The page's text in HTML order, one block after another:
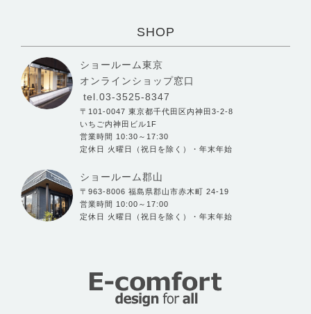
SHOP
ショールーム東京
オンラインショップ窓口
tel.03-3525-8347
〒101-0047 東京都千代田区内神田3-2-8
いちご内神田ビル1F
営業時間 10:30～17:30
定休日 火曜日（祝日を除く）・年末年始
ショールーム郡山
〒963-8006 福島県郡山市赤木町 24-19
営業時間 10:00～17:00
定休日 火曜日（祝日を除く）・年末年始